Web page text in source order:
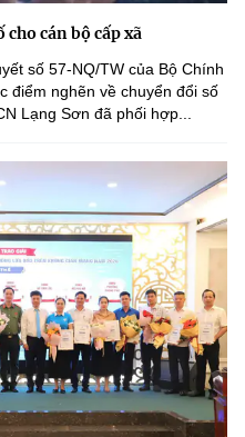
cán bộ cấp xã
số 57-NQ/TW của Bộ Chính
điểm nghẽn về chuyển đổi số
Lạng Sơn đã phối hợp...